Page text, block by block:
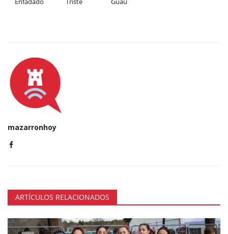
mazarronhoy
ARTÍCULOS RELACIONADOS